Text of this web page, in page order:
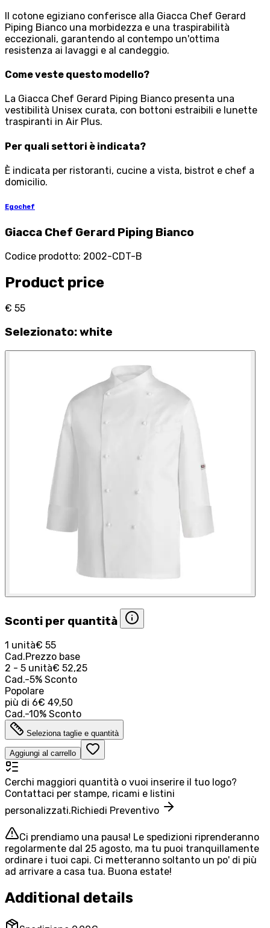
Il cotone egiziano conferisce alla Giacca Chef Gerard
Piping Bianco una morbidezza e una traspirabilità
eccezionali, garantendo al contempo un'ottima
resistenza ai lavaggi e al candeggio.
Come veste questo modello?
La Giacca Chef Gerard Piping Bianco presenta una
vestibilità Unisex curata, con bottoni estraibili e lunette
traspiranti in Air Plus.
Per quali settori è indicata?
È indicata per ristoranti, cucine a vista, bistrot e chef a
domicilio.
Egochef
Giacca Chef Gerard Piping Bianco
Codice prodotto: 2002-CDT-B
Product price
€ 55
Selezionato:white
Sconti per quantità
1 unità€ 55
Cad.Prezzo base
2 - 5 unità€ 52,25
Cad.-5% Sconto
Popolare
più di 6€ 49,50
Cad.-10% Sconto
Seleziona taglie e quantità
Aggiungi al carrello
Cerchi maggiori quantità o vuoi inserire il tuo logo?
Contattaci per stampe, ricami e listini
personalizzati.Richiedi Preventivo
Ci prendiamo una pausa! Le spedizioni riprenderanno
regolarmente dal 25 agosto, ma tu puoi tranquillamente
ordinare i tuoi capi. Ci metteranno soltanto un po' di più
ad arrivare a casa tua. Buona estate!
Additional details